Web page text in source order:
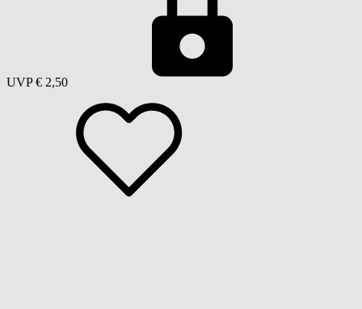
UVP € 2,50